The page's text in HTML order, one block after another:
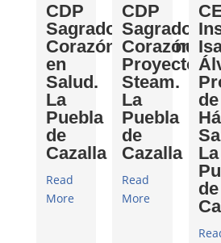
CDP
Sagrado
Corazón.Creciendo
en
Salud.
La
Puebla
de
Cazalla
Read
More
CDP
Sagrado
Corazón.
Proyecto
Steam.
La
Puebla
de
Cazalla
Read
More
de
La
de